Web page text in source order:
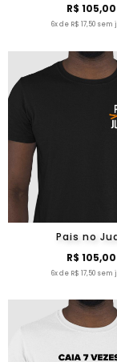
R$ 105,00
6x de R$ 17,50 sem
Pais no
R$ 105,00
6x de R$ 17,50 sem